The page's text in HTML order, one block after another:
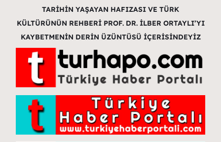
TARİHİN YAŞAYAN HAFIZASI VE TÜRK
KÜLTÜRÜNÜN REHBERİ PROF. DR. İLBER ORTAYLI’YI
KAYBETMENİN DERİN ÜZÜNTÜSÜ İÇERİSİNDEYİZ